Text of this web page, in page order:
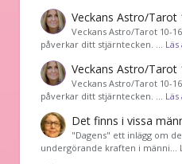
Veckans Astro/Tarot
Veckans Astro/Tarot 10-
påverkar ditt stjärntecken. …
Veckans Astro/Tarot
Veckans Astro/Tarot 10-
påverkar ditt stjärntecken. …
Det finns i vissa
"Dagens" ett inlägg om
undergörande kraften i männi…